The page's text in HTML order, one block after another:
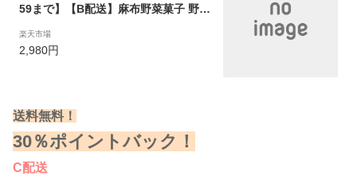
59まで】【B配送】麻布野菜菓子 野菜
菜 果物 チップス 高級 有名店 スイー
ツ ギフト 詰め合わせ 職場 贈り物 お
楽天市場
2,980円
送料無料！
30％ポイントバック！
C配送